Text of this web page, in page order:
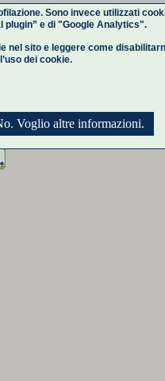
Sono invece utilizzati
plugin” e di "Google Analytics".
nel sito e leggere come
dei cookie.
Voglio altre informazioni.